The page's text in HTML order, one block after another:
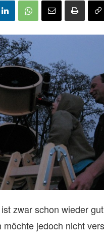
zwar schon wieder
möchte jedoch nicht